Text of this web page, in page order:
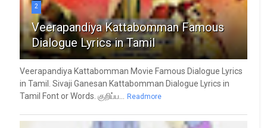
2
Veerapandiya Kattabomman Famous
Dialogue Lyrics in Tamil
Veerapandiya Kattabomman Movie Famous Dialogue Lyrics
in Tamil. Sivaji Ganesan Kattabomman Dialogue Lyrics in
Tamil Font or Words. குறிப்ப... Readmore